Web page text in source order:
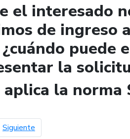
el interesado
de ingreso
puede
la
la norma
Siguiente